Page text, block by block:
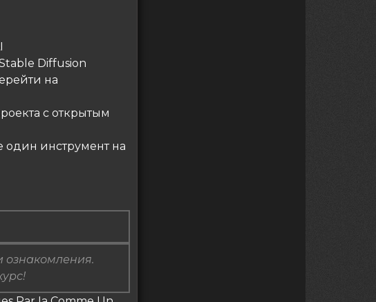
Diffusion
на
с открытым
один инструмент на
ознакомления.